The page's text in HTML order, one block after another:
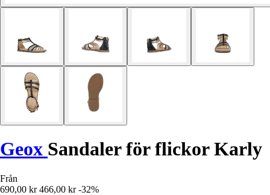
Geox Sandaler för flickor Karly
Från
690,00 kr 466,00 kr -32%